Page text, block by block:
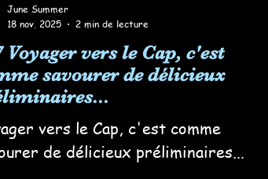
Voyager vers le Cap, c'est
savourer de délicieux
vers le Cap, c'est comme
de délicieux préliminaires...
June Summer
18 nov. 2025
2 min de lecture